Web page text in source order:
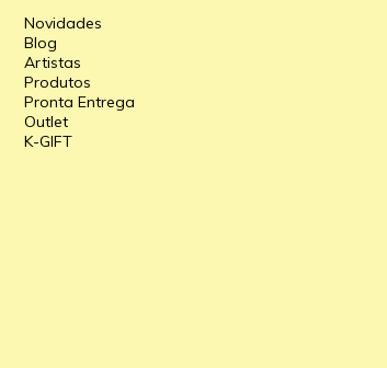
Novidades
Blog
Artistas
Produtos
Pronta Entrega
Outlet
K-GIFT